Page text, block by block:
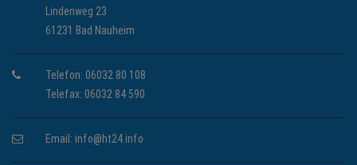
Lindenweg 23
61231 Bad Nauheim
Telefon: 06032 80 108
Telefax: 06032 84 590
Email: info@ht24.info